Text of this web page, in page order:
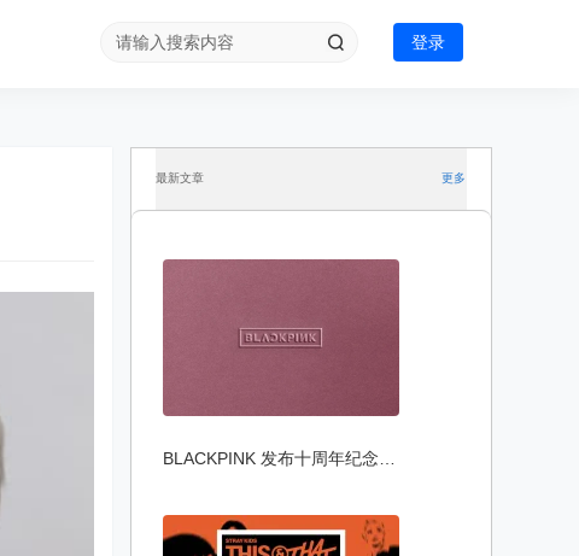
登录
最新文章 更多